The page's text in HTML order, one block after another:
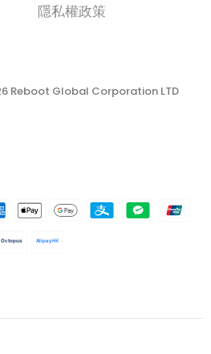
隱私權政策
Reboot Global Corporation LTD
Octopus AlipayHK